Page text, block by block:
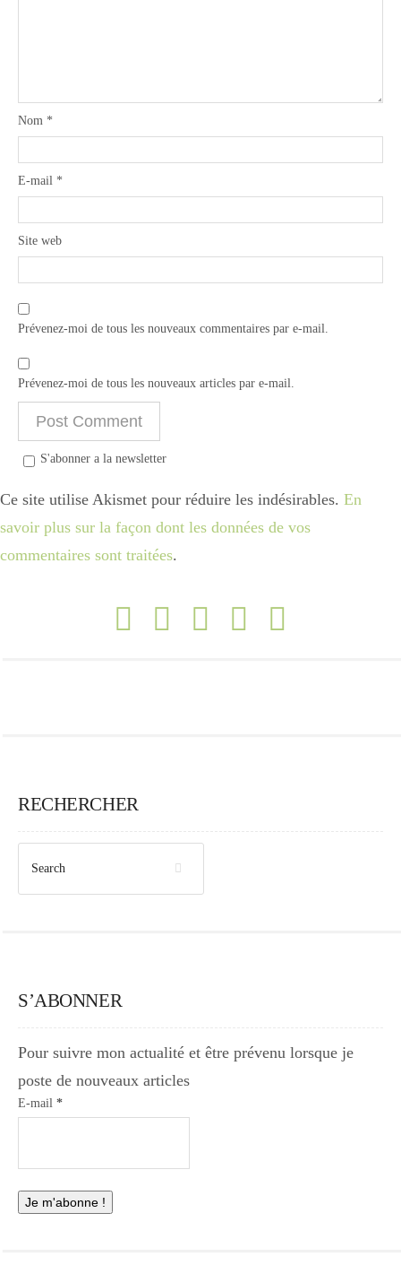
Nom *
E-mail *
Site web
Prévenez-moi de tous les nouveaux commentaires par e-mail.
Prévenez-moi de tous les nouveaux articles par e-mail.
S'abonner a la newsletter
Ce site utilise Akismet pour réduire les indésirables. En
savoir plus sur la façon dont les données de vos
commentaires sont traitées.
RECHERCHER
S’ABONNER
Pour suivre mon actualité et être prévenu lorsque je
poste de nouveaux articles
E-mail *